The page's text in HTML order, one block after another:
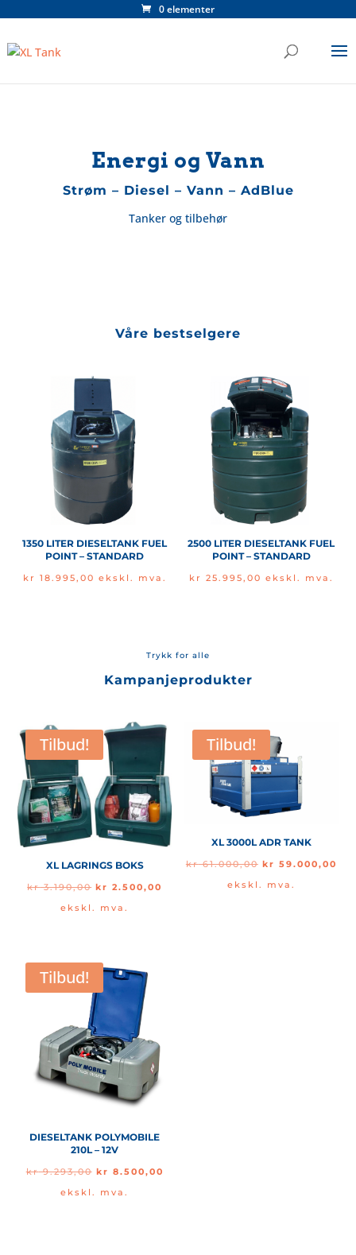
0 elementer
Energi og Vann
Strøm – Diesel – Vann – AdBlue
Tanker og tilbehør
Våre bestselgere
1350 LITER DIESELTANK FUEL
POINT – STANDARD
kr 18.995,00 ekskl. mva.
2500 LITER DIESELTANK FUEL
POINT – STANDARD
kr 25.995,00 ekskl. mva.
Trykk for alle
Kampanjeprodukter
Tilbud!
XL LAGRINGS BOKS
kr3.190,00 Opprinnelig
pris
kr 2.500,00 Nåværende
ekskl. mva.
Tilbud!
XL 3000L ADR TANK
kr61.000,00 Opprinnelig
pris
kr 59.000,00
ekskl. mva.
Tilbud!
DIESELTANK POLYMOBILE
210L – 12V
kr9.293,00 Opprinnelig
pris
kr 8.500,00
ekskl. mva.